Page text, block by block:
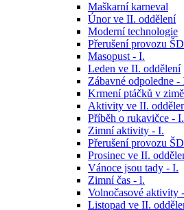
Maškarní karneval
Únor ve II. oddělení
Moderní technologie
Přerušení provozu ŠD
Masopust - I.
Leden ve II. oddělení
Zábavné odpoledne -
Krmení ptáčků v
Aktivity ve II.
Příběh o rukavičce - I.
Zimní aktivity - I.
Přerušení provozu ŠD
Prosinec ve II.
Vánoce jsou tady - I.
Zimní čas - l.
Volnočasové aktivity
Listopad ve II.